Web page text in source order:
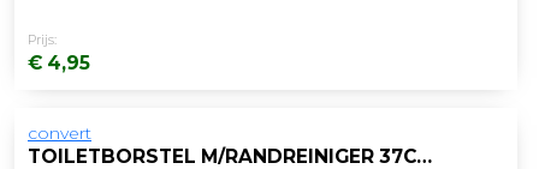
Prijs:
€ 4,95
convert
TOILETBORSTEL M/RANDREINIGER 37CM PP